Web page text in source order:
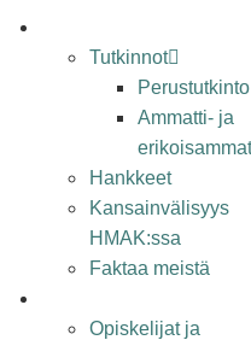
Tutkinnot
Perustutkinto
Ammatti- ja
Hankkeet
Kansainvälisyys
HMAK:ssa
Faktaa meistä
Opiskelijat ja